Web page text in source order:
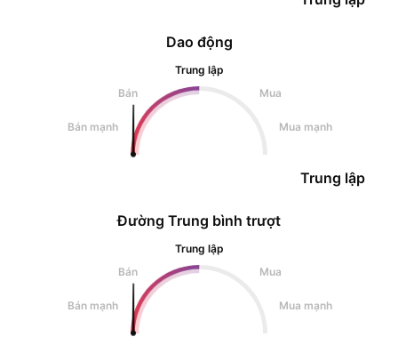
Dao động
Trung lập
Bán
Mua
Bán mạnh Mua mạnh
Trung lập
Đường Trung bình trượt
Trung lập
Bán
Mua
Bán mạnh Mua mạnh